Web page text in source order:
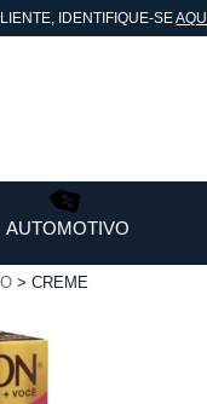
, IDENTIFIQUE-SEAQUI
AUTOMOTIVO
CREME